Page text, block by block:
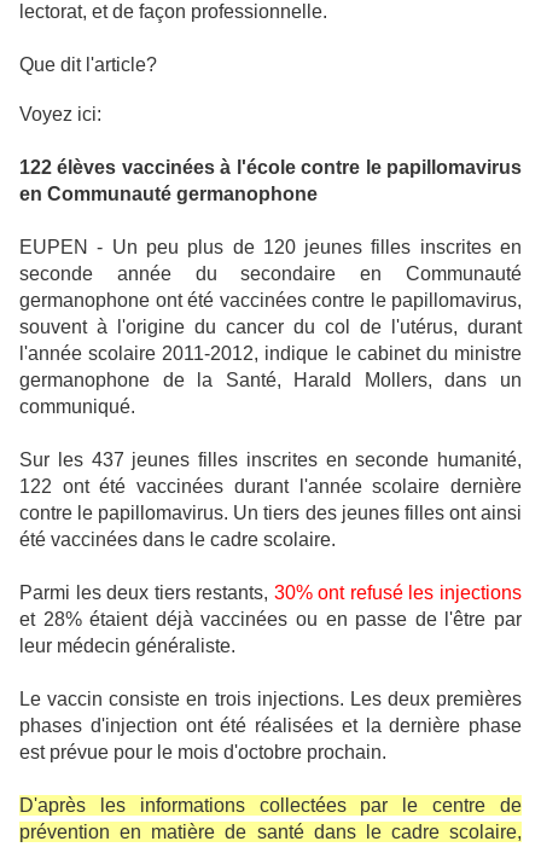
lectorat, et de façon professionnelle.
Que dit l'article?
Voyez ici:
122 élèves vaccinées à l'école contre le papillomavirus
en Communauté germanophone
EUPEN
- Un peu plus de 120 jeunes filles inscrites en
seconde année du secondaire en Communauté
germanophone ont été vaccinées contre le papillomavirus,
souvent à l'origine du cancer du col de l'utérus, durant
l'année scolaire 2011-2012, indique le cabinet du ministre
germanophone de la Santé, Harald Mollers, dans un
communiqué.
Sur les 437 jeunes filles inscrites en seconde humanité,
122 ont été vaccinées durant l'année scolaire dernière
contre le papillomavirus. Un tiers des jeunes filles ont ainsi
été vaccinées dans le cadre scolaire.
Parmi les deux tiers restants, 30% ont refusé les injections
et 28% étaient déjà vaccinées ou en passe de l'être par
leur médecin généraliste.
Le vaccin consiste en trois injections. Les deux premières
phases d'injection ont été réalisées et la dernière phase
est prévue pour le mois d'octobre prochain.
D'après les informations collectées par le centre de
prévention en matière de santé dans le cadre scolaire,